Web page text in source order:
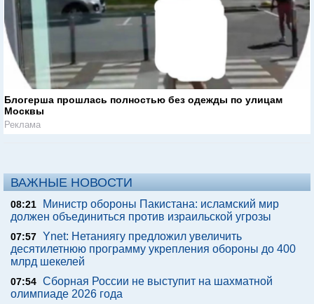
Блогерша прошлась полностью без одежды по улицам
Москвы
Реклама
ВАЖНЫЕ НОВОСТИ
08:21
Министр обороны Пакистана: исламский мир
должен объединиться против израильской угрозы
07:57 Ynet: Нетаниягу предложил увеличить
десятилетнюю программу укрепления обороны до 400
млрд шекелей
07:54 Сборная России не выступит на шахматной
олимпиаде 2026 года